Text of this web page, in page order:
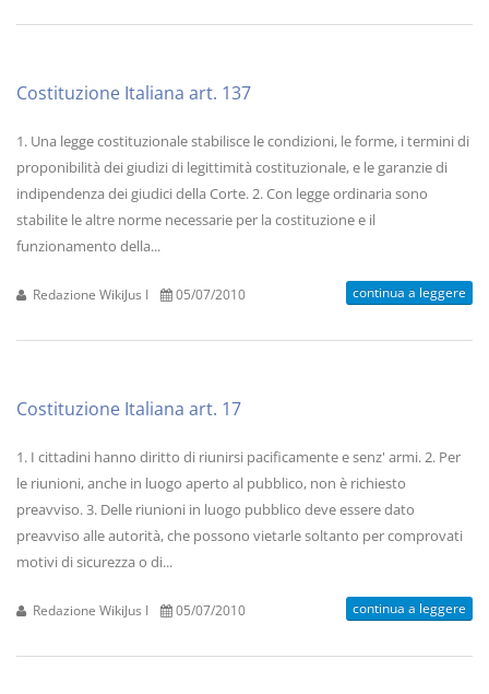
Costituzione Italiana art. 137
1. Una legge costituzionale stabilisce le condizioni, le forme, i termini di
proponibilità dei giudizi di legittimità costituzionale, e le garanzie di
indipendenza dei giudici della Corte. 2. Con legge ordinaria sono
stabilite le altre norme necessarie per la costituzione e il
funzionamento della...
Redazione WikiJus I 05/07/2010 continua a leggere
Costituzione Italiana art. 17
1. I cittadini hanno diritto di riunirsi pacificamente e senz' armi. 2. Per
le riunioni, anche in luogo aperto al pubblico, non è richiesto
preavviso. 3. Delle riunioni in luogo pubblico deve essere dato
preavviso alle autorità, che possono vietarle soltanto per comprovati
motivi di sicurezza o di...
Redazione WikiJus I 05/07/2010 continua a leggere